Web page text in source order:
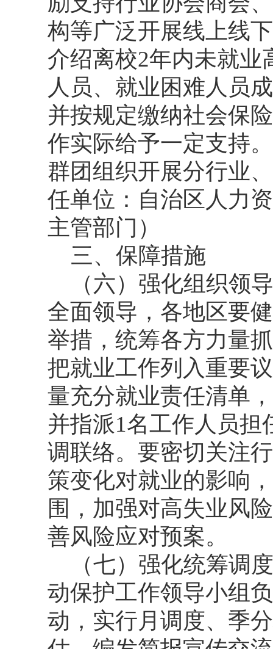
构等广泛开展线上线
介绍离校2年内未就业
人员、就业困难人员
并按规定缴纳社会保
作实际给予一定支持
群团组织开展分行业
任单位：自治区人力
主管部门）
三、保障措施
（六）强化组织领
全面领导，各地区要
举措，统筹各方力量
把就业工作列入重要
量充分就业责任清单
并指派1名工作人员担
调联络。要密切关注
策变化对就业的影响
围，加强对高失业风
善风险应对预案。
（七）强化统筹调
动保护工作领导小组
动，实行月调度、季